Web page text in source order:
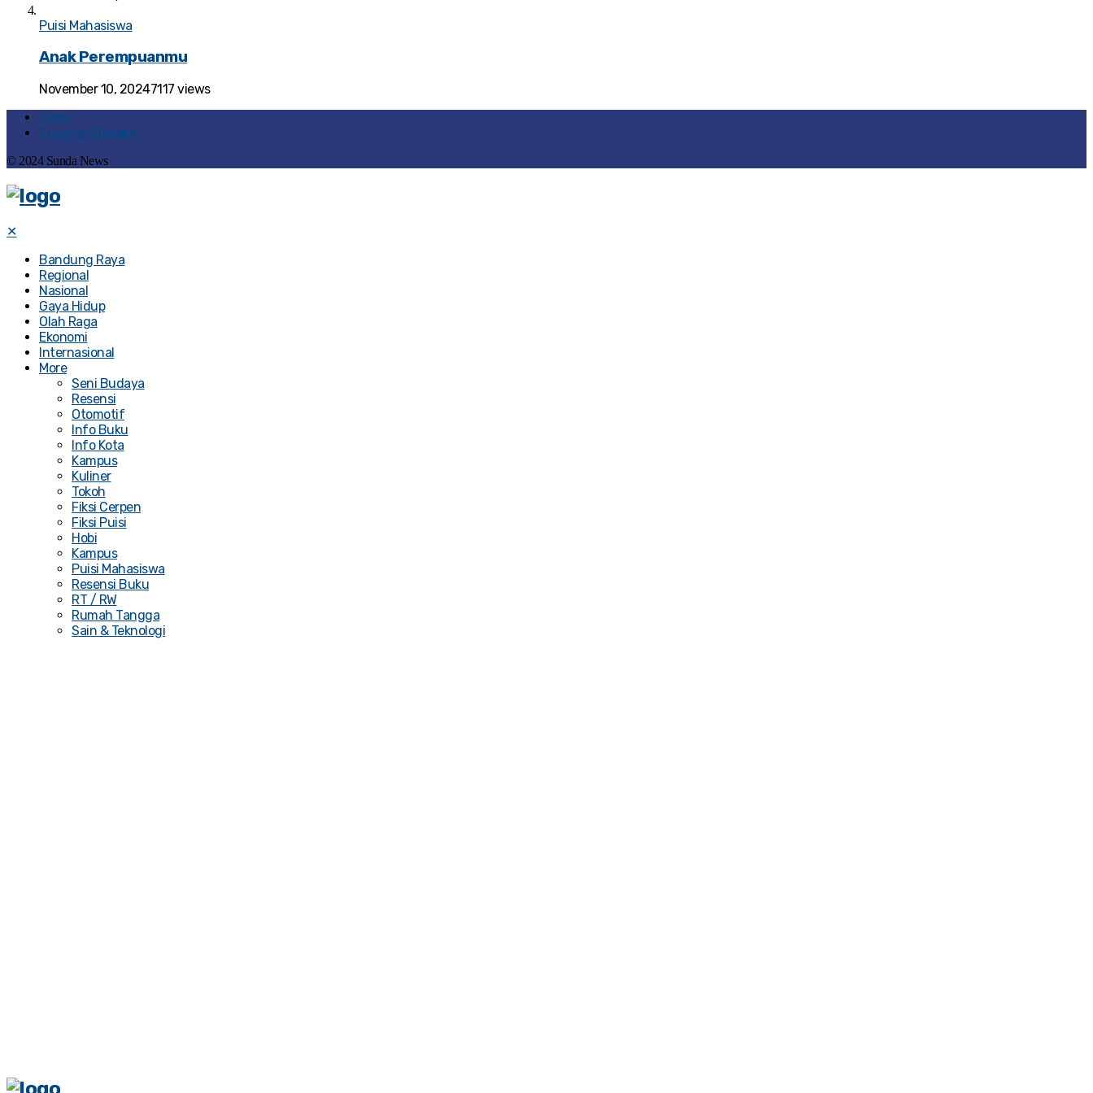
Puisi Mahasiswa
Anak Perempuanmu
November 10, 20247117 views
Home
Susunan Redaksi
© 2024 Sunda News
✕
Bandung Raya
Regional
Nasional
Gaya Hidup
Olah Raga
Ekonomi
Internasional
More
Seni Budaya
Resensi
Otomotif
Info Buku
Info Kota
Kampus
Kuliner
Tokoh
Fiksi Cerpen
Fiksi Puisi
Hobi
Kampus
Puisi Mahasiswa
Resensi Buku
RT / RW
Rumah Tangga
Sain & Teknologi